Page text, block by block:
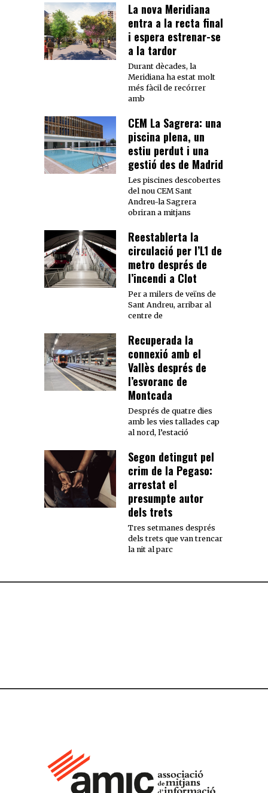
La nova Meridiana
entra a la recta final
i espera estrenar-se
a la tardor
Durant dècades, la
Meridiana ha estat molt
més fàcil de recórrer
amb
CEM La Sagrera: una
piscina plena, un
estiu perdut i una
gestió des de Madrid
Les piscines descobertes
del nou CEM Sant
Andreu-la Sagrera
obriran a mitjans
Reestablerta la
circulació per l’L1 de
metro després de
l’incendi a Clot
Per a milers de veïns de
Sant Andreu, arribar al
centre de
Recuperada la
connexió amb el
Vallès després de
l’esvoranc de
Montcada
Després de quatre dies
amb les vies tallades cap
al nord, l’estació
Segon detingut pel
crim de la Pegaso:
arrestat el
presumpte autor
dels trets
Tres setmanes després
dels trets que van trencar
la nit al parc